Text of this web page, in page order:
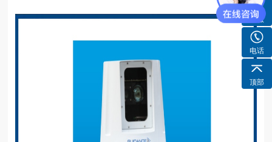
客服
电话
顶部